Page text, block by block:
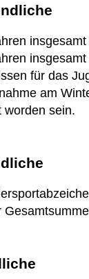
für das
am
worden sein.